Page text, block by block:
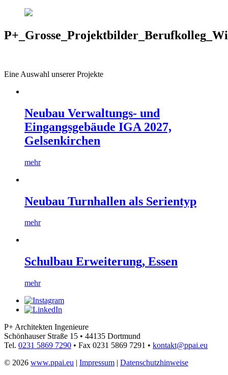
Eine Auswahl unserer Projekte
Neubau Verwaltungs- und
Eingangsgebäude IGA 2027,
Gelsenkirchen
mehr
Neubau Turnhallen als Serientyp
mehr
Schulbau Erweiterung, Essen
mehr
P+ Architekten Ingenieure
Schönhauser Straße 15 • 44135 Dortmund
Tel. 0231 5869 7290 • Fax 0231 5869 7291 • kontakt@ppai.eu
© 2026 www.ppai.eu | Impressum | Datenschutzhinweise